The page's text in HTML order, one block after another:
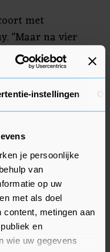
instellingen
je persoonlijke
van
op uw
met als doel
metingen aan
en
wie uw gegevens
met
"Maar na vier
door een
Daarna
zetten.
niet echt in.